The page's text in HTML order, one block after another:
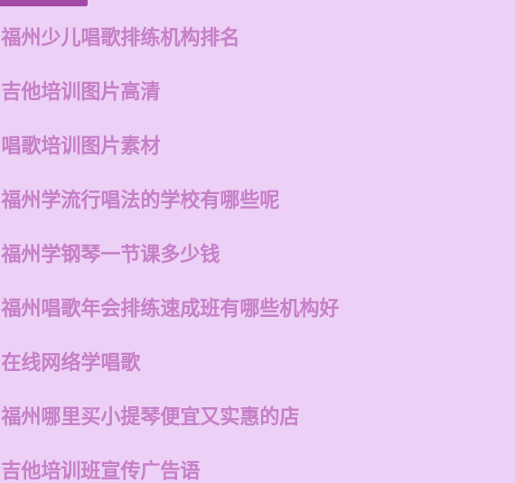
福州少儿唱歌排练机构排名
吉他培训图片高清
唱歌培训图片素材
福州学流行唱法的学校有哪些呢
福州学钢琴一节课多少钱
福州唱歌年会排练速成班有哪些机构好
在线网络学唱歌
福州哪里买小提琴便宜又实惠的店
吉他培训班宣传广告语